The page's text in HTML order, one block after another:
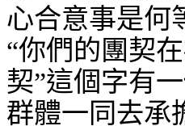
心合意事是何
“你們的團契
契”這個字有
群體一同去承